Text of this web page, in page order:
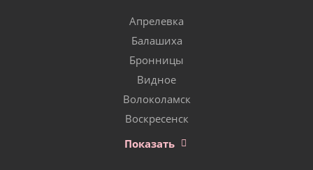
Апрелевка
Балашиха
Бронницы
Видное
Волоколамск
Воскресенск
Показать